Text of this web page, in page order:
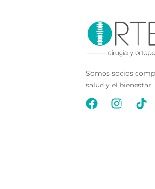
Somos socios
salud y el bienestar.